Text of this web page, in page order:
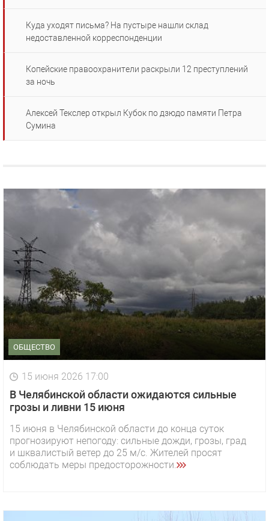
Куда уходят письма? На пустыре нашли склад
недоставленной корреспонденции
Копейские правоохранители раскрыли 12 преступлений
за ночь
Алексей Текслер открыл Кубок по дзюдо памяти Петра
Сумина
ОБЩЕСТВО
15 июня 2026 17:00
В Челябинской области ожидаются сильные
грозы и ливни 15 июня
15 июня в Челябинской области до конца суток
прогнозируют непогоду: сильные дожди, грозы, град
и шквалистый ветер до 25 м/с. Жителей просят
соблюдать меры предосторожности.